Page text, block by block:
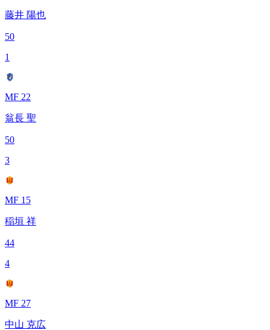
藤井 陽也
50
1
MF 22
翁長 聖
50
3
MF 15
稲垣 祥
44
4
MF 27
中山 克広